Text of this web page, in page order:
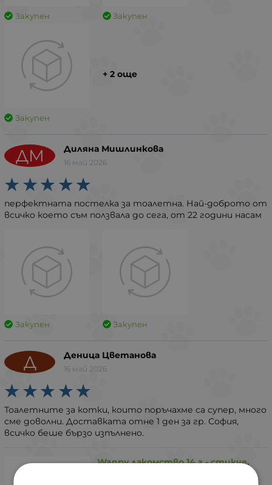
Закупен Закупен
Закупен
+ 2 още
ДМ Диляна Мишлинкова
16 май 2026
перфектната постелка за тоалетна. Най-доброто от
всичко което съм ползвала до сега, от 22 години насам
Закупен Закупен
Д Деница Цветанова
16 май 2026
Тоалетните за котки, които поръчахме са супер, много
сме доволни. Доставката отне 1 ден за гр. София,
всичко беше бързо изпълнено.
Wanpy лакомство 14 г - стикче,